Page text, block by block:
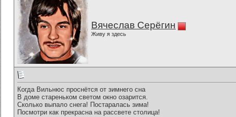
Вячеслав Серёгин
Живу я здесь
Когда Вильнюс проснётся от зимнего сна
В доме стареньком светом окно озарится.
Сколько выпало снега! Постаралась зима!
Посмотри как прекрасна на рассвете столица!